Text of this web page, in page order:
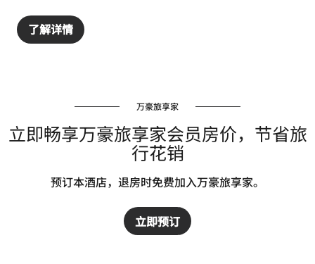
了解详情
万豪旅享家
立即畅享万豪旅享家会员房价，节省旅
行花销
预订本酒店，退房时免费加入万豪旅享家。
立即预订